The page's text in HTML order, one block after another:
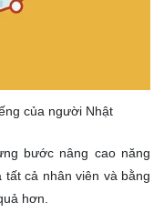
của người Nhật
bước nâng cao năng
cả nhân viên và bằng
hơn.